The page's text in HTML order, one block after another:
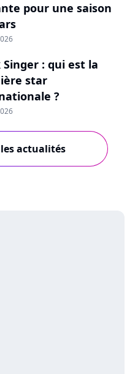
pour une saison
Singer : qui est la
star
?
actualités